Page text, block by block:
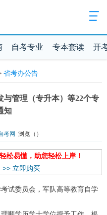
自考专业 专本套读 开
省考办公告
与管理（专升本）等22个专
知
考网 浏览（ ）
松易懂，助您轻松上岸！
>> 立即购买
试委员会，军队高等教育自学